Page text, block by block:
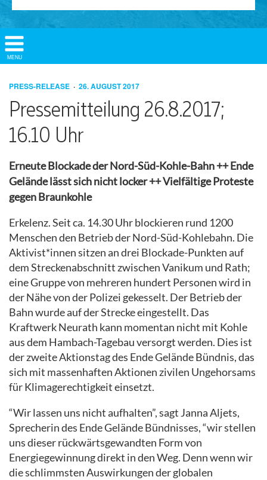
Show/
Hide
MENU
PRESS-RELEASE 26. AUGUST 2017
Pressemitteilung 26.8.2017;
16.10 Uhr
Erneute Blockade der Nord-Süd-Kohle-Bahn ++ Ende
Gelände lässt sich nicht locker ++ Vielfältige Proteste
gegen Braunkohle
Erkelenz. Seit ca. 14.30 Uhr blockieren rund 1200
Menschen den Betrieb der Nord-Süd-Kohlebahn. Die
Aktivist*innen sitzen an drei Blockade-Punkten auf
dem Streckenabschnitt zwischen Vanikum und Rath;
eine Gruppe von mehreren hundert Personen wird in
der Nähe von der Polizei gekesselt. Der Betrieb der
Bahn wurde auf der Strecke eingestellt. Das
Kraftwerk Neurath kann momentan nicht mit Kohle
aus dem Hambach-Tagebau versorgt werden. Dies ist
der zweite Aktionstag des Ende Gelände Bündnis, das
sich mit massenhaften Aktionen zivilen Ungehorsams
für Klimagerechtigkeit einsetzt.
“Wir lassen uns nicht aufhalten”, sagt Janna Aljets,
Sprecherin des Ende Gelände Bündnisses, “wir stellen
uns dieser rückwärtsgewandten Form von
Energiegewinnung direkt in den Weg. Denn wenn wir
die schlimmsten Auswirkungen der globalen